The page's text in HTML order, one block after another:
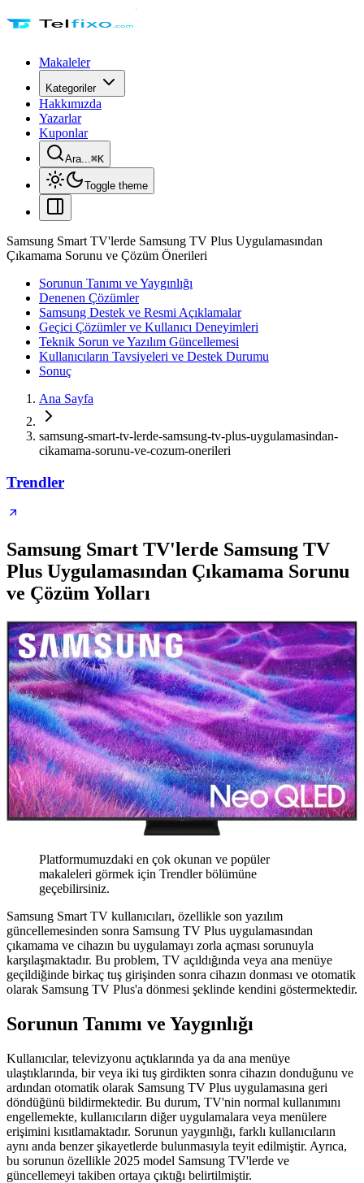
Makaleler
Kategoriler
Hakkımızda
Yazarlar
Kuponlar
Ara...⌘K
Toggle theme
Samsung Smart TV'lerde Samsung TV Plus Uygulamasından
Çıkamama Sorunu ve Çözüm Önerileri
Sorunun Tanımı ve Yaygınlığı
Denenen Çözümler
Samsung Destek ve Resmi Açıklamalar
Geçici Çözümler ve Kullanıcı Deneyimleri
Teknik Sorun ve Yazılım Güncellemesi
Kullanıcıların Tavsiyeleri ve Destek Durumu
Sonuç
Ana Sayfa
samsung-smart-tv-lerde-samsung-tv-plus-uygulamasindan-
cikamama-sorunu-ve-cozum-onerileri
Trendler
Samsung Smart TV'lerde Samsung TV
Plus Uygulamasından Çıkamama Sorunu
ve Çözüm Yolları
Platformumuzdaki en çok okunan ve popüler
makaleleri görmek için Trendler bölümüne
geçebilirsiniz.
Samsung Smart TV kullanıcıları, özellikle son yazılım
güncellemesinden sonra Samsung TV Plus uygulamasından
çıkamama ve cihazın bu uygulamayı zorla açması sorunuyla
karşılaşmaktadır. Bu problem, TV açıldığında veya ana menüye
geçildiğinde birkaç tuş girişinden sonra cihazın donması ve otomatik
olarak Samsung TV Plus'a dönmesi şeklinde kendini göstermektedir.
Sorunun Tanımı ve Yaygınlığı
Kullanıcılar, televizyonu açtıklarında ya da ana menüye
ulaştıklarında, bir veya iki tuş girdikten sonra cihazın donduğunu ve
ardından otomatik olarak Samsung TV Plus uygulamasına geri
döndüğünü bildirmektedir. Bu durum, TV'nin normal kullanımını
engellemekte, kullanıcıların diğer uygulamalara veya menülere
erişimini kısıtlamaktadır. Sorunun yaygınlığı, farklı kullanıcıların
aynı anda benzer şikayetlerde bulunmasıyla teyit edilmiştir. Ayrıca,
bu sorunun özellikle 2025 model Samsung TV'lerde ve
güncellemeyi takiben ortaya çıktığı belirtilmiştir.